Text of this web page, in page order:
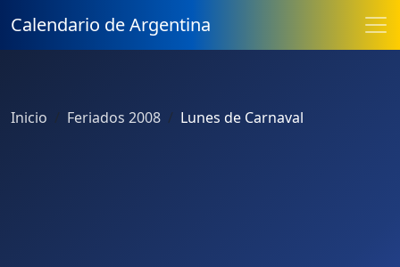
Calendario de Argentina
Inicio Feriados 2008 Lunes de Carnaval